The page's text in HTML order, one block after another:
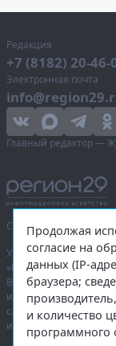
Редакция
+7 (8182) 20-46-
Электронная почта
Главный редактор —
Сетевое издание
Учредитель —
«Правда Севера».
Выписка из реестра
информации:ЭЛ № ФС
службой по надзору в
и массовых
Продолжая
согласие на
данных (IP-
браузера;
и количество
программного